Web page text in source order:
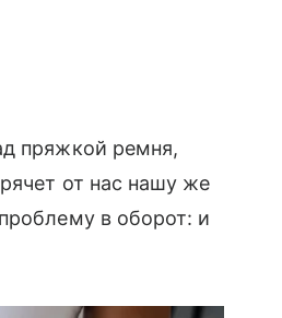
пряжкой ремня,
от нас нашу же
в оборот: и